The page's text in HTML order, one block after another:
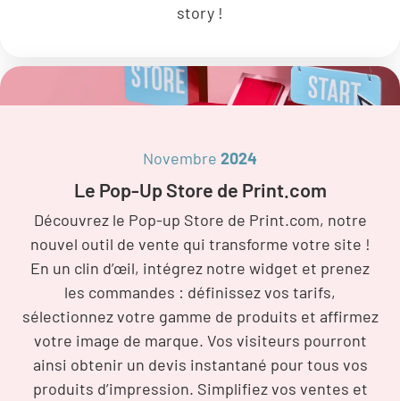
story !
Novembre 2024
Le Pop-Up Store de Print.com
Découvrez le Pop-up Store de Print.com, notre
nouvel outil de vente qui transforme votre site !
En un clin d’œil, intégrez notre widget et prenez
les commandes : définissez vos tarifs,
sélectionnez votre gamme de produits et affirmez
votre image de marque. Vos visiteurs pourront
ainsi obtenir un devis instantané pour tous vos
produits d’impression. Simplifiez vos ventes et